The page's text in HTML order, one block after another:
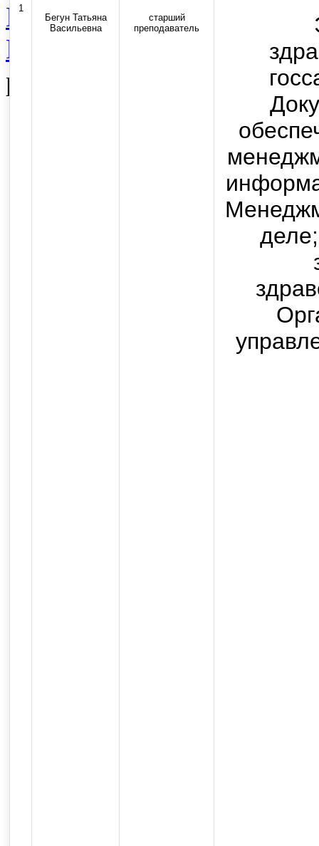
1
Бегун Татьяна
Васильевна
старший
преподаватель
Наука Студенческое
Вспомогательная
работников
Copyright © 2013-2025
государственного
высшего образования
медицинский
Все